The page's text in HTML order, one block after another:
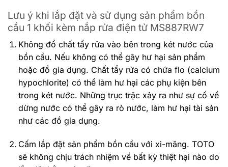
Lưu ý khi lắp đặt và sử dụng sản phẩm bồn
cầu 1 khối kèm nắp rửa điện tử MS887RW7
Không đổ chất tẩy rửa vào bên trong két nước của
bồn cầu. Nếu không có thể gây hư hại sản phẩm
hoặc đồ gia dụng. Chất tẩy rửa có chứa flo (calcium
hypochlorite) có thể làm hư hại các phụ kiện bên
trong két nước. Những trục trặc xảy ra như sự cố về
dừng nước có thể gây ra rò nước, làm hư hại tài sản
như các đồ gia dụng.
Cấm lắp đặt sản phẩm bồn cầu với xi-măng. TOTO
sẽ không chịu trách nhiệm về bất kỳ thiệt hại nào do